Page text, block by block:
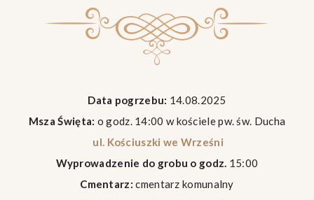
Data pogrzebu: 14.08.2025
Msza Święta: o godz. 14:00 w kościele pw. św. Ducha
ul. Kościuszki we Wrześni
Wyprowadzenie do grobu o godz. 15:00
Cmentarz: cmentarz komunalny